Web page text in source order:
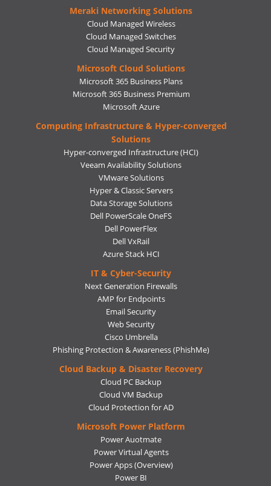
Meraki Networking Solutions
Cloud Managed Wireless
Cloud Managed Switches
Cloud Managed Security
Microsoft Cloud Solutions
Microsoft 365 Business Plans
Microsoft 365 Business Premium
Microsoft Azure
Computing Infrastructure & Hyper-converged
Solutions
Hyper-converged Infrastructure (HCI)
Veeam Availability Solutions
VMware Solutions
Hyper & Classic Servers
Data Storage Solutions
Dell PowerScale OneFS
Dell PowerFlex
Dell VxRail
Azure Stack HCI
IT & Cyber-Security
Next Generation Firewalls
AMP for Endpoints
Email Security
Web Security
Cisco Umbrella
Phishing Protection & Awareness (PhishMe)
Cloud Backup & Disaster Recovery
Cloud PC Backup
Cloud VM Backup
Cloud Protection for AD
Microsoft Power Platform
Power Auotmate
Power Virtual Agents
Power Apps(Overview)
Power BI